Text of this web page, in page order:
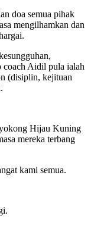
doa semua pihak
mengilhamkan dan
Aidil pula ialah
(disiplin, kejituan
Hijau Kuning
mereka terbang
kami semua.